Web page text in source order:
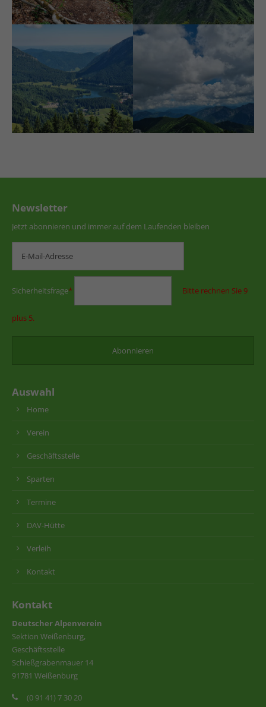
Newsletter
Jetzt abonnieren und immer auf dem Laufenden bleiben
Sicherheitsfrage* Bitte rechnen Sie 9
plus 5.
Auswahl
Home
Verein
Geschäftsstelle
Sparten
Termine
DAV-Hütte
Verleih
Kontakt
Kontakt
Deutscher Alpenverein
Sektion Weißenburg,
Geschäftsstelle
Schießgrabenmauer 14
91781 Weißenburg
(0 91 41) 7 30 20